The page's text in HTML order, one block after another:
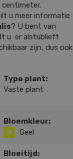
u meer informatie
? U bent van
u er alstublieft
zijn, dus ook
Type plant:
Vaste plant
Bloemkleur:
Geel
Bloeitijd: